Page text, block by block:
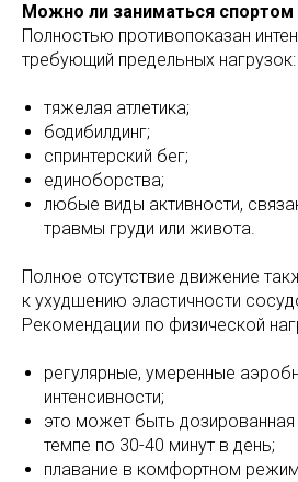
Можно ли заниматься спортом
Полностью противопоказан
требующий предельных нагрузок:
тяжелая атлетика;
бодибилдинг;
спринтерский бег;
единоборства;
любые виды активности,
травмы груди или живота.
Полное отсутствие движение
к ухудшению эластичности
Рекомендации по физической
регулярные, умеренные
интенсивности;
это может быть
темпе по 30-40 минут в день;
плавание в комфортном